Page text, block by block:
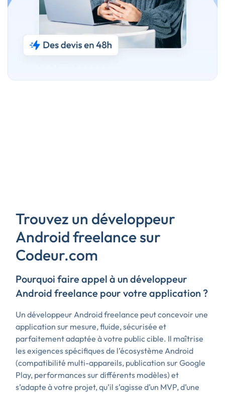
Trouvez un développeur
Android freelance sur
Codeur.com
Pourquoi faire appel à un développeur
Android freelance pour votre application ?
Un développeur Android freelance peut concevoir une
application sur mesure, fluide, sécurisée et
parfaitement adaptée à votre public cible. Il maîtrise
les exigences spécifiques de l’écosystème Android
(compatibilité multi-appareils, publication sur Google
Play, performances sur différents modèles) et
s’adapte à votre projet, qu’il s’agisse d’un MVP, d’une